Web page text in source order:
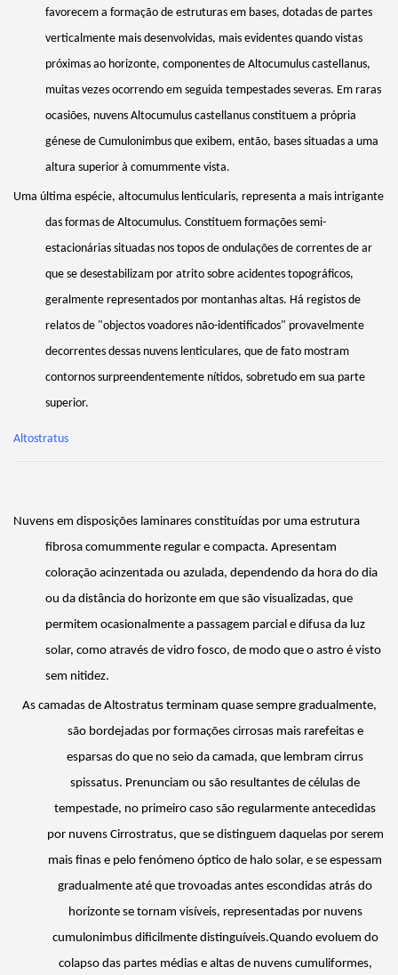
favorecem a formação de estruturas em bases, dotadas de partes
verticalmente mais desenvolvidas, mais evidentes quando vistas
próximas ao horizonte, componentes de Altocumuluscastellanus,
muitas vezes ocorrendo em seguida tempestades severas. Em raras
ocasiões, nuvens Altocumuluscastellanus constituem a própria
génese de Cumulonimbus que exibem, então, bases situadas a uma
altura superior à comummente vista.
Uma última espécie, altocumulus lenticularis, representa a mais intrigante
das formas de Altocumulus. Constituem formações semi-
estacionárias situadas nos topos de ondulações de correntes de ar
que se desestabilizam por atrito sobre acidentes topográficos,
geralmente representados por montanhas altas. Há registos de
relatos de "objectos voadores não-identificados" provavelmente
decorrentes dessas nuvens lenticulares, que de fato mostram
contornos surpreendentemente nítidos, sobretudo em sua parte
superior.
Altostratus
Nuvens em disposições laminares constituídas por uma estrutura
fibrosa comummente regular e compacta. Apresentam
coloração acinzentada ou azulada, dependendo da hora do dia
ou da distância do horizonte em que são visualizadas, que
permitem ocasionalmente a passagem parcial e difusa da luz
solar, como através de vidro fosco, de modo que o astro é visto
sem nitidez.
As camadas de Altostratus terminam quase sempre gradualmente,
são bordejadas por formações cirrosas mais rarefeitas e
esparsas do que no seio da camada, que lembram cirrus
spissatus. Prenunciam ou são resultantes de células de
tempestade, no primeiro caso são regularmente antecedidas
por nuvens Cirrostratus, que se distinguem daquelas por serem
mais finas e pelo fenómeno óptico de halo solar, e se espessam
gradualmente até que trovoadas antes escondidas atrás do
horizonte se tornam visíveis, representadas por nuvens
cumulonimbusdificilmente distinguíveis.Quando evoluem do
colapso das partes médias e altas de nuvens cumuliformes,